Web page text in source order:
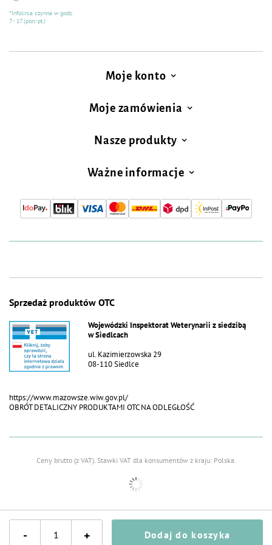
- + Dodaj do koszyka
*Infolinia czynna w godz.
7 - 17 (pon.-pt.)
Moje konto
Moje zamówienia
Nasze produkty
Ważne informacje
Sprzedaż produktów OTC
Wojewódzki Inspektorat Weterynarii z siedzibą
w Siedlcach
ul. Kazimierzowska 29
08-110 Siedlce
https://www.mazowsze.wiw.gov.pl/
OBRÓT DETALICZNY PRODUKTAMI OTC NA ODLEGŁOŚĆ
Ceny brutto (z VAT). Stawki VAT dla konsumentów z kraju: Polska